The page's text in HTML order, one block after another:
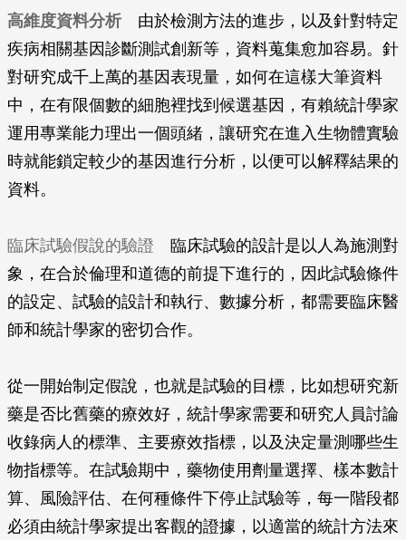
高維度資料分析由於檢測方法的進步，以及針對特定
疾病相關基因診斷測試創新等，資料蒐集愈加容易。針
對研究成千上萬的基因表現量，如何在這樣大筆資料
中，在有限個數的細胞裡找到候選基因，有賴統計學家
運用專業能力理出一個頭緒，讓研究在進入生物體實驗
時就能鎖定較少的基因進行分析，以便可以解釋結果的
資料。
臨床試驗假說的驗證 臨床試驗的設計是以人為施測對
象，在合於倫理和道德的前提下進行的，因此試驗條件
的設定、試驗的設計和執行、數據分析，都需要臨床醫
師和統計學家的密切合作。
從一開始制定假說，也就是試驗的目標，比如想研究新
藥是否比舊藥的療效好，統計學家需要和研究人員討論
收錄病人的標準、主要療效指標，以及決定量測哪些生
物指標等。在試驗期中，藥物使用劑量選擇、樣本數計
算、風險評估、在何種條件下停止試驗等，每一階段都
必須由統計學家提出客觀的證據，以適當的統計方法來